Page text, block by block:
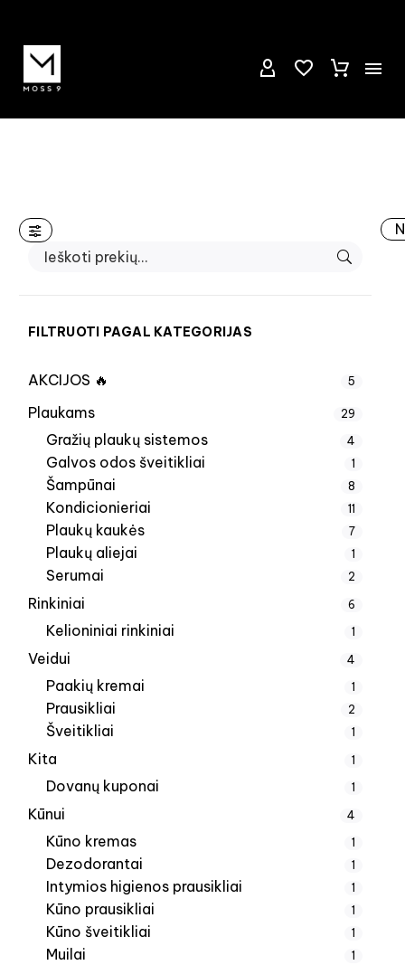
FILTRUOTI PAGAL KATEGORIJAS
AKCIJOS 🔥 5
Plaukams 29
Gražių plaukų sistemos 4
Galvos odos šveitikliai 1
Šampūnai 8
Kondicionieriai 11
Plaukų kaukės 7
Plaukų aliejai 1
Serumai 2
Rinkiniai 6
Kelioniniai rinkiniai 1
Veidui 4
Paakių kremai 1
Prausikliai 2
Šveitikliai 1
Kita 1
Dovanų kuponai 1
Kūnui 4
Kūno kremas 1
Dezodorantai 1
Intymios higienos prausikliai 1
Kūno prausikliai 1
Kūno šveitikliai 1
Muilai 1